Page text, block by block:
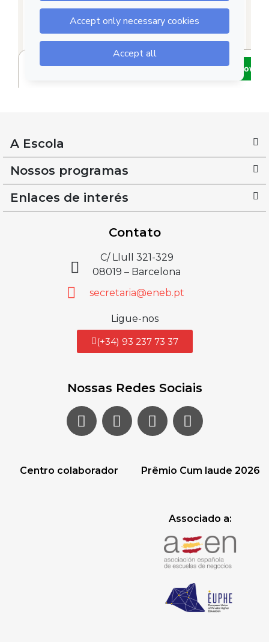
A Escola
Nossos programas
Enlaces de interés
Contato
C/ Llull 321-329
08019 – Barcelona
secretaria@eneb.pt
Ligue-nos
(+34) 93 237 73 37
Nossas Redes Sociais
Centro colaborador Prêmio Cum laude 2026
Associado a: